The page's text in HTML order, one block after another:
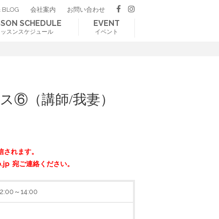
BLOG 会社案内 お問い合わせ
SCHEDULE
ッスンスケジュール
EVENT
イベント
⑥（講師/我妻）
れます。
宛ご連絡ください。
～14:00